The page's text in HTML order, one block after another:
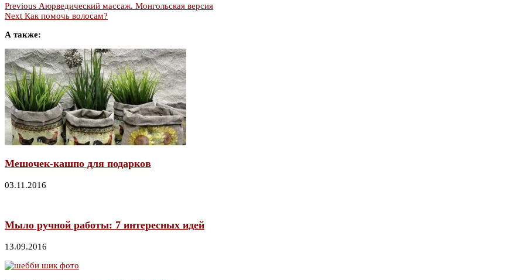
Previous Аюрведический массаж. Монгольская версия
Next Как помочь волосам?
А также:
Мешочек-кашпо для подарков
03.11.2016
Мыло ручной работы: 7 интересных идей
13.09.2016